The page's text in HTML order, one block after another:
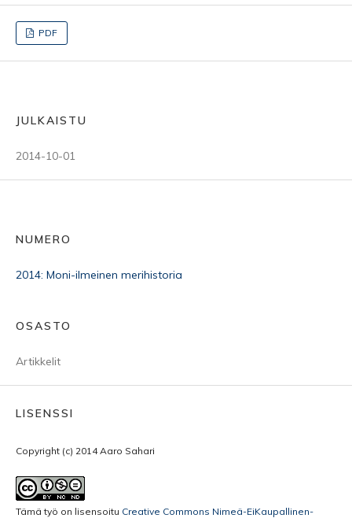
PDF
JULKAISTU
2014-10-01
NUMERO
2014: Moni-ilmeinen merihistoria
OSASTO
Artikkelit
LISENSSI
Copyright (c) 2014 Aaro Sahari
Tämä työ on lisensoitu Creative Commons Nimeä-EiKaupallinen-